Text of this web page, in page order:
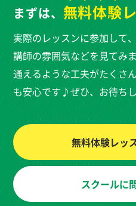
まずは、 無料体験
実際のレッスンに参加して
講師の雰囲気などを見てみ
通えるような工夫がたくさ
も安心です♪ぜひ、お待ち
無料体験レッ
スクールに